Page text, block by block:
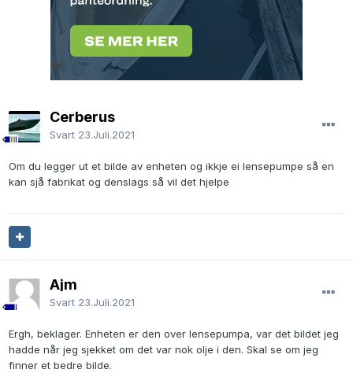
Cerberus
Svart 23.Juli.2021
Om du legger ut et bilde av enheten og ikkje ei lensepumpe så en
kan sjå fabrikat og denslags så vil det hjelpe
Ajm
Svart 23.Juli.2021
Ergh, beklager. Enheten er den over lensepumpa, var det bildet jeg
hadde når jeg sjekket om det var nok olje i den. Skal se om jeg
finner et bedre bilde.